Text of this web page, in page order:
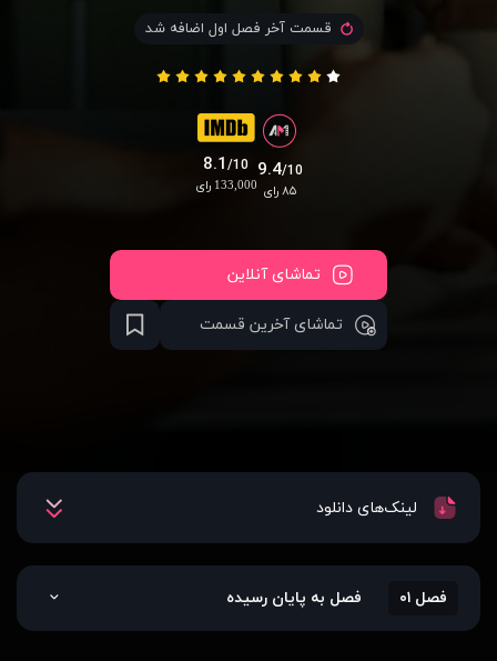
قسمت آخر فصل اول اضافه شد
8.1/10
133,000 رای
9.4/10
۸۵ رای
تماشای آنلاین
تماشای آخرین قسمت
لینک‌های دانلود
فصل ۰۱ فصل به پایان رسیده